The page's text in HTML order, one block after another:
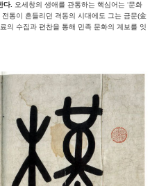
다. 오세창의 생애를 관통하는 핵심어는 ‘문화
통이 흔들리던 격동의 시대에도 그는 금문(金
의 수집과 편찬을 통해 민족 문화의 계보를 잇